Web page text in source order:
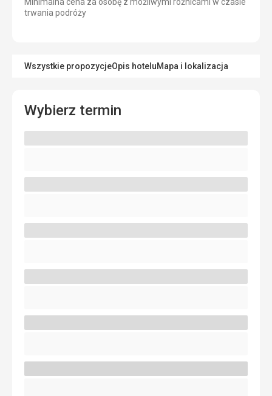
trwania podróży
Wszystkie propozycjeOpis hoteluMapa i lokalizacja
Wybierz termin